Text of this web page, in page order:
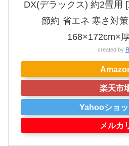
DX(デラックス) 約2畳用
節約 省エネ 寒さ対
168×172cm×
created by
楽天市
Yahooショ
メルカ